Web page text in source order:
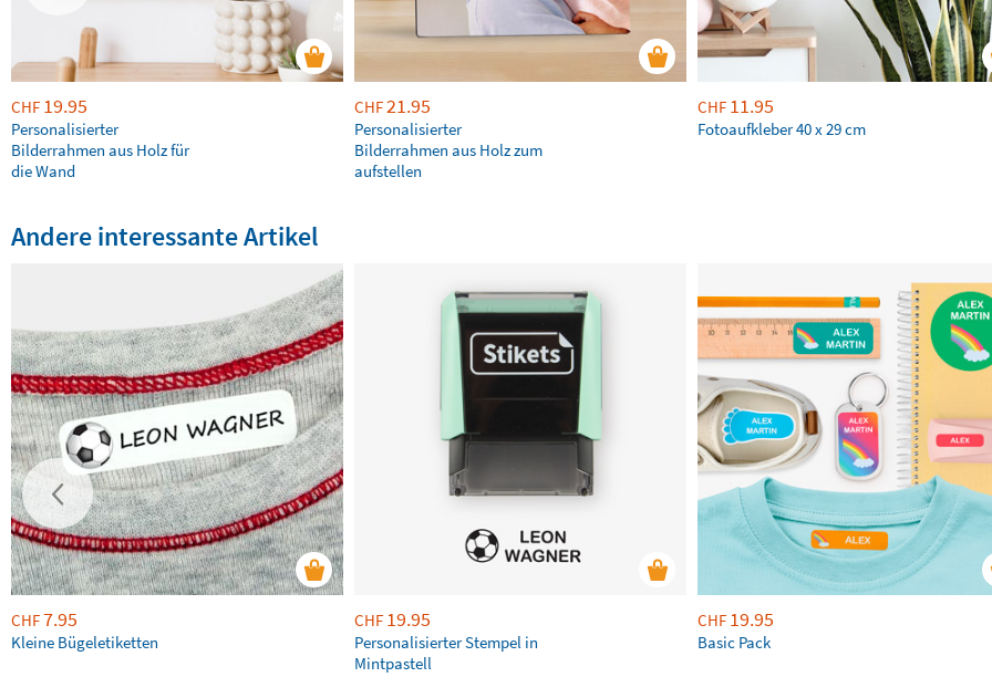
CHF 19.95
Personalisierter
Bilderrahmen aus Holz für
die Wand
CHF21.95
Personalisierter
Bilderrahmen aus Holz zum
aufstellen
CHF 11.95
Fotoaufkleber 40 x 29 cm
Andere interessante Artikel
CHF7.95
Kleine Bügeletiketten
CHF 19.95
Personalisierter Stempel in
Mintpastell
CHF 19.95
Basic Pack